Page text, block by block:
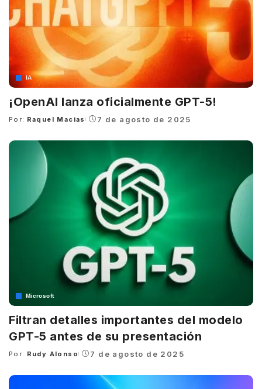
IA
¡OpenAI lanza oficialmente GPT-5!
Posted
Por: Raquel Macias 7 de agosto de 2025
Microsoft
Filtran detalles importantes del modelo
GPT-5 antes de su presentación
Posted
Por: Rudy Alonso 7 de agosto de 2025